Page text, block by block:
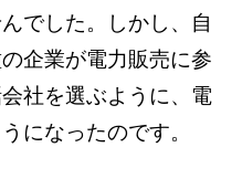
でした。しかし、自
企業が電力販売に参
社を選ぶように、電
になったのです。